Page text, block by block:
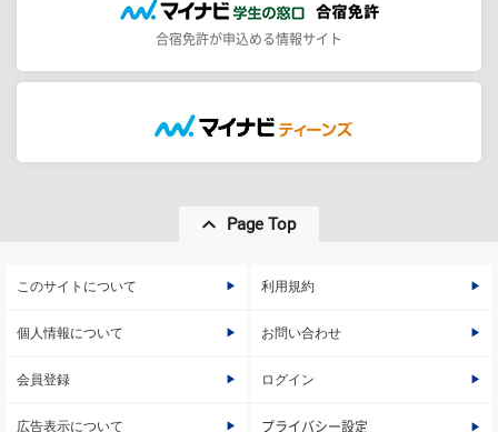
合宿免許が申込める情報サイト
Page Top
このサイトについて 利用規約
個人情報について お問い合わせ
会員登録 ログイン
広告表示について プライバシー設定